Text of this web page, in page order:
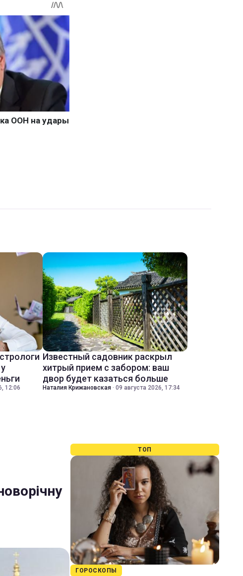
12:06
Известный садовник раскрыл
хитрый прием с забором: ваш
двор будет казаться больше
Наталия Крижановская · 09 августа 2026, 17:34
ТОП
ГОРОСКОПЫ